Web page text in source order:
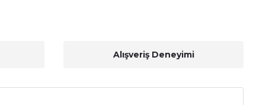
Alışveriş Deneyimi